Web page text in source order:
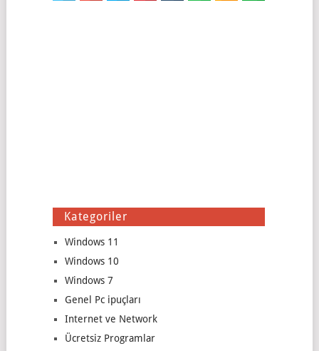
Kategoriler
Windows 11
Windows 10
Windows 7
Genel Pc ipuçları
Internet ve Network
Ücretsiz Programlar